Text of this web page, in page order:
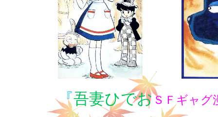
『吾妻ひでおＳＦギャグ